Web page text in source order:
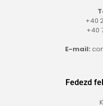
+40
+40
E-mail:
Fedezd